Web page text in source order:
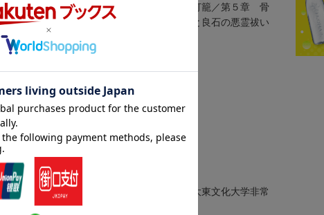
話「牡丹灯記」／第４章 百物語の牡丹灯籠／第５章 骨
章 『怪談牡丹燈籠』を読むーお露の恋着と良石の悪霊祓い
課程修了。法政大学教授
神戸星城高等学校ほか非常勤講師
は日本近世文学、民俗学、比較文化論。大東文化大学非常